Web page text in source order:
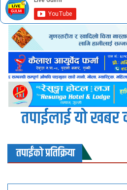
तपाईलाई यो खबर
तपाईंको प्रतिक्रिया